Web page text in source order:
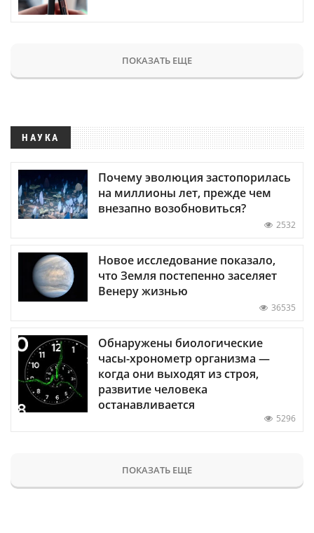
ПОКАЗАТЬ ЕЩЕ
НАУКА
Почему эволюция застопорилась
на миллионы лет, прежде чем
внезапно возобновиться?
2532
Новое исследование показало,
что Земля постепенно заселяет
Венеру жизнью
36535
Обнаружены биологические
часы-хронометр организма —
когда они выходят из строя,
развитие человека
останавливается
5296
ПОКАЗАТЬ ЕЩЕ